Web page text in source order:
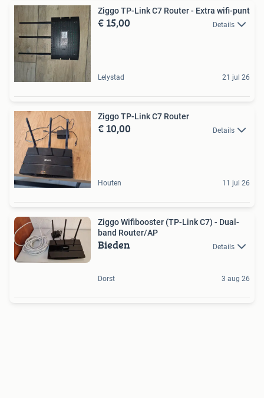
Ziggo TP-Link C7 Router - Extra wifi-punt
€ 15,00 Details
Lelystad 21 jul 26
Ziggo TP-Link C7 Router
€ 10,00 Details
Houten 11 jul 26
Ziggo Wifibooster (TP-Link C7) - Dual-
band Router/AP
Bieden Details
Dorst 3 aug 26